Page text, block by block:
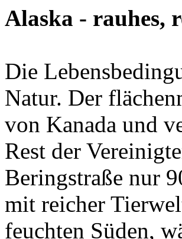
Alaska - rauhes,
Die
Natur. Der
von Kanada und
Rest der
Beringstraße nur
mit reicher
feuchten Süden,